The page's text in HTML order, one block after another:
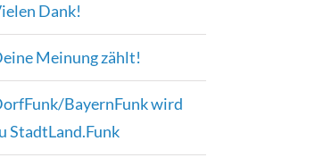
Dank!
Meinung zählt!
BayernFunk wird
StadtLand.Funk